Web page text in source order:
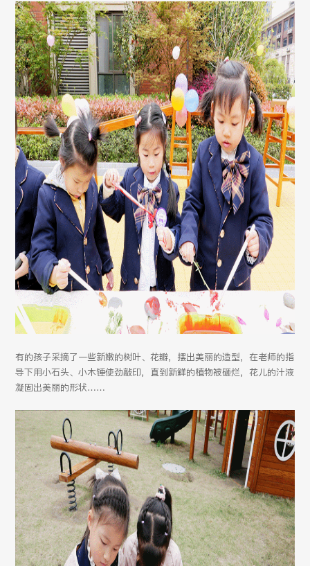
有的孩子采摘了一些新嫩的树叶、花瓣，摆出美丽的造型，在老师的指
导下用小石头、小木锤使劲敲印，直到新鲜的植物被砸烂，花儿的汁液
凝固出美丽的形状……